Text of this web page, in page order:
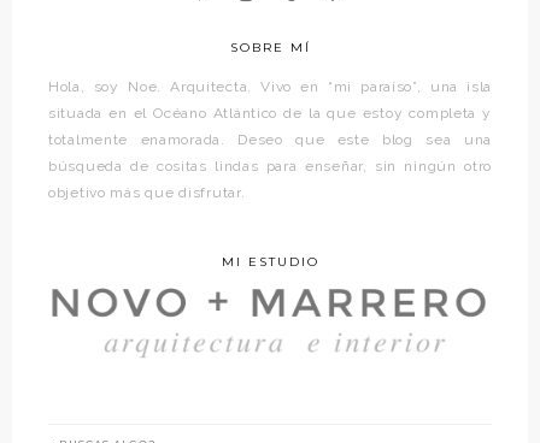
SOBRE MÍ
Hola, soy Noe. Arquitecta. Vivo en “mi paraíso”, una isla
situada en el Océano Atlántico de la que estoy completa y
totalmente enamorada. Deseo que este blog sea una
búsqueda de cositas lindas para enseñar, sin ningún otro
objetivo más que disfrutar.
MI ESTUDIO